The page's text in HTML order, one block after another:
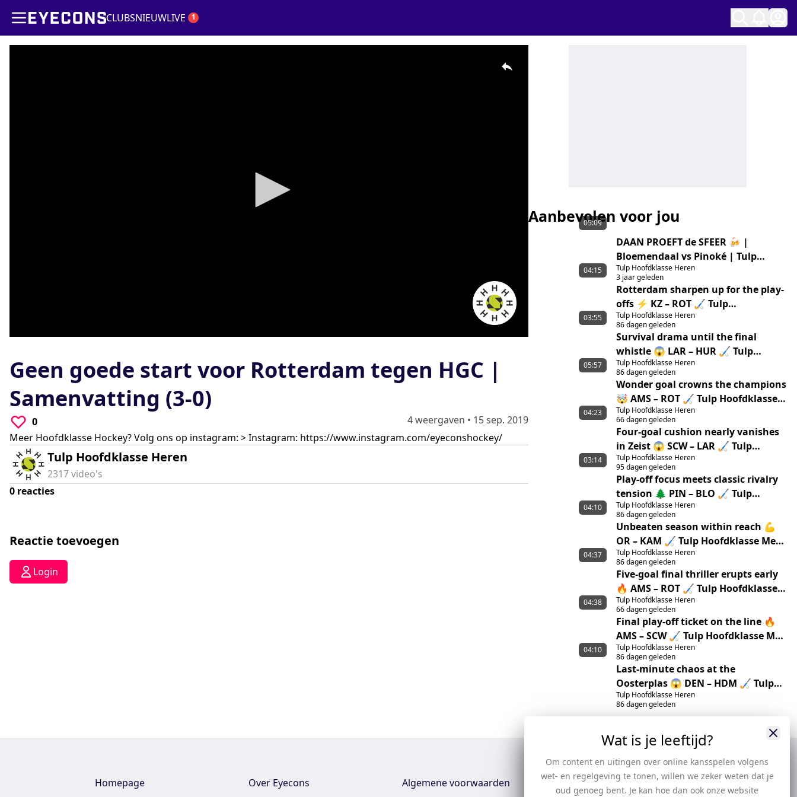
CLUBSNIEUWLIVE 1
0
secondsVolume
Geen goede start voor Rotterdam tegen HGC |
Samenvatting (3-0)
0 4 weergaven • 15 sep. 2019
Meer Hoofdklasse Hockey? Volg ons op instagram: > Instagram: https://www.instagram.com/eyeconshockey/
Tulp Hoofdklasse Heren
2317video's
0 reacties
Reactie toevoegen
Login
Aanbevolen voor jou
05:09
DAAN PROEFT de SFEER 🍻 |
Bloemendaal vs Pinoké | Tulp
Hoofdklasse Finale 22/23
Tulp Hoofdklasse Heren
3 jaar geleden
04:15
Rotterdam sharpen up for the play-
offs ⚡ KZ – ROT 🏑 Tulp
Hoofdklasse Men ‘25/’26 highlights
Tulp Hoofdklasse Heren
86 dagen geleden
03:55
Survival drama until the final
whistle 😱 LAR – HUR 🏑 Tulp
Hoofdklasse Men ‘25/’26 highlights
Tulp Hoofdklasse Heren
86 dagen geleden
05:57
Wonder goal crowns the champions
🤯 AMS – ROT 🏑 Tulp Hoofdklasse
Men ‘25/’26 Highlights
Tulp Hoofdklasse Heren
66 dagen geleden
04:23
Four-goal cushion nearly vanishes
in Zeist 😱 SCW – LAR 🏑 Tulp
Hoofdklasse Men ‘25/’26 Highlights
Tulp Hoofdklasse Heren
95 dagen geleden
03:14
Play-off focus meets classic rivalry
tension 🌲 PIN – BLO 🏑 Tulp
Hoofdklasse Men ‘25/’26 highlights
Tulp Hoofdklasse Heren
86 dagen geleden
04:10
Unbeaten season within reach 💪
OR – KAM 🏑 Tulp Hoofdklasse Men
‘25/’26 highlights
Tulp Hoofdklasse Heren
86 dagen geleden
04:37
Five-goal final thriller erupts early
🔥 AMS – ROT 🏑 Tulp Hoofdklasse
Men ‘25/’26 Highlights
Tulp Hoofdklasse Heren
66 dagen geleden
04:38
Final play-off ticket on the line 🔥
AMS – SCW 🏑 Tulp Hoofdklasse Men
‘25/’26 highlights
Tulp Hoofdklasse Heren
86 dagen geleden
04:10
Last-minute chaos at the
Oosterplas 😱 DEN – HDM 🏑 Tulp
Hoofdklasse Men ‘25/’26 highlights
Tulp Hoofdklasse Heren
86 dagen geleden
Homepage Over Eyecons Algemene voorwaarden
Wat is je leeftijd?
Om content en uitingen over online kansspelen volgens
wet- en regelgeving te tonen, willen we zeker weten dat je
oud genoeg bent. Je kan hoe dan ook onze website